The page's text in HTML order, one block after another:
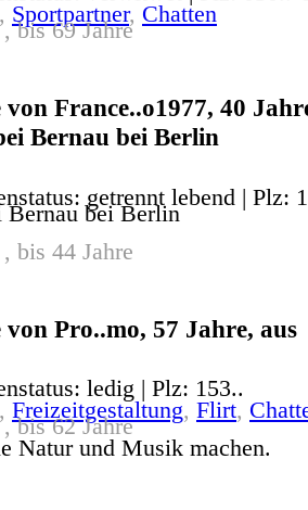
, Sportpartner, Chatten
bis 69 Jahre
France..o1977, 40
Bernau bei Berlin
getrennt lebend | Plz:
Bernau bei Berlin
bis 44 Jahre
Pro..mo, 57 Jahre, aus
ledig | Plz: 153..
, Freizeitgestaltung, Flirt,
bis 62 Jahre
Natur und Musik machen.